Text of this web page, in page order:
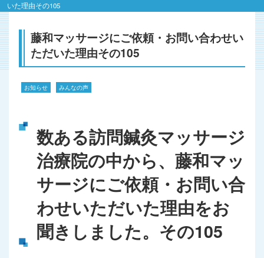
いた理由その105
藤和マッサージにご依頼・お問い合わせい
ただいた理由その105
お知らせ みんなの声
数ある訪問鍼灸マッサージ
治療院の中から、藤和マッ
サージにご依頼・お問い合
わせいただいた理由をお
聞きしました。その105